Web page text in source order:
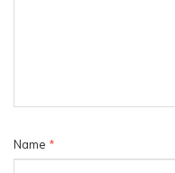
Name *